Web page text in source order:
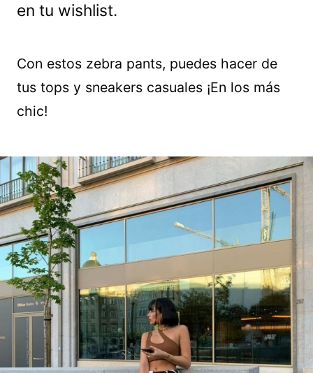
en tu wishlist.
Con estos zebra pants, puedes hacer de
tus tops y sneakers casuales ¡En los más
chic!